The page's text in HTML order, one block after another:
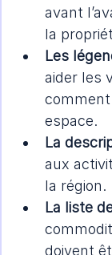
avant
la
Les
aider les
espace.
La
aux
la région.
La liste
doivent